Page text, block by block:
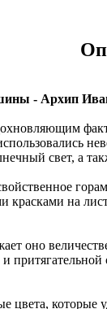
- Архип
свет, а
красками на
оно
которые